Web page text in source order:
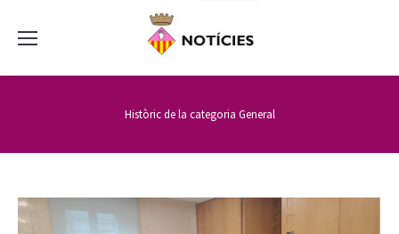
Històric de la categoria General